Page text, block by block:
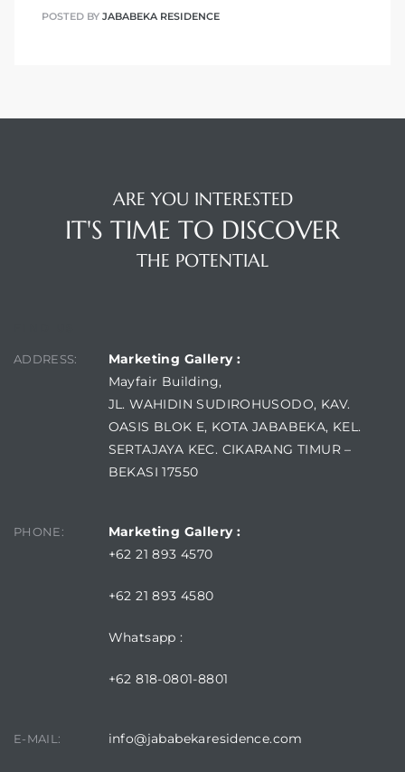
POSTED BY JABABEKA RESIDENCE
ARE YOU INTERESTED
IT'S TIME TO DISCOVER
THE POTENTIAL
ADDRESS:
Marketing Gallery :
Mayfair Building,
JL. WAHIDIN SUDIROHUSODO, KAV.
OASIS BLOK E, KOTA JABABEKA, KEL.
SERTAJAYA KEC. CIKARANG TIMUR –
BEKASI 17550
PHONE:
Marketing Gallery :
+62 21 893 4570
+62 21 893 4580
Whatsapp :
+62 818-0801-8801
E-MAIL: info@jababekaresidence.com